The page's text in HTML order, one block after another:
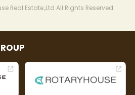
Real Estate.,Ltd All Rights Reserved